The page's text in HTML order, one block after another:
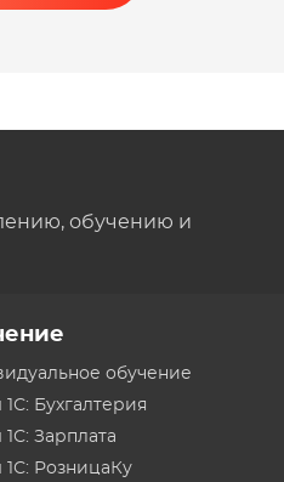
обучению и
обучение
1С: Бухгалтерия
1С: Зарплата
1С: РозницаКу